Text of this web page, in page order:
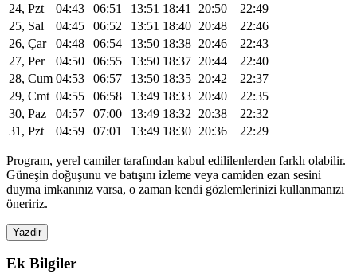
24, Pzt
04:43 06:51 13:51 18:41 20:50
22:49
25, Sal
04:45 06:52 13:51 18:40 20:48
22:46
26, Çar
04:48 06:54 13:50 18:38 20:46
22:43
27, Per
04:50 06:55 13:50 18:37 20:44
22:40
28, Cum 04:53 06:57 13:50 18:35 20:42
22:37
29, Cmt 04:55 06:58 13:49 18:33 20:40
22:35
30, Paz
04:57 07:00 13:49 18:32 20:38
22:32
31, Pzt
04:59 07:01 13:49 18:30 20:36 22:29
Program, yerel camiler tarafından kabul edililenlerden farklı olabilir.
Güneşin doğuşunu ve batışını izleme veya camiden ezan sesini
duyma imkanınız varsa, o zaman kendi gözlemlerinizi kullanmanızı
öneririz.
Yazdir
Ek Bilgiler